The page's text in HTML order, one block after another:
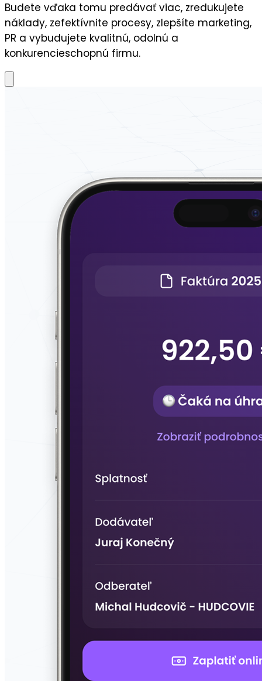
Budete vďaka tomu predávať viac, zredukujete
náklady, zefektívnite procesy, zlepšíte marketing,
PR a vybudujete kvalitnú, odolnú a
konkurencieschopnú firmu.